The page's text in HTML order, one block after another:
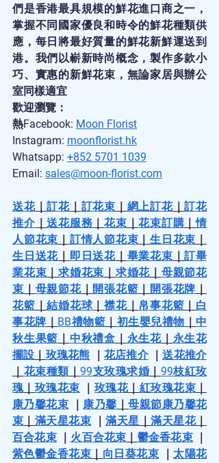
們是香港最具規模的鮮花進口商之一，
掌握不同國家優良和時令的鮮花種類供
應，每日將最好質量的鮮花新鮮運送到
港。我們以嶄新時尚概念，製作多款小
巧、實惠的新鮮花束，無論家居與辦公
室同樣適宜
歡迎瀏覽：
熱Facebook: Moon Florist
Instagram: moonflorist.hk
Whatsapp: +852 5701 1039
Email: sales@moon-florist.com
送花｜訂花｜ 訂花束 網上訂花｜訂花
推介｜送花服務 花束 ｜花束訂購 ｜情
人節花束
訂情人節花束 生日花束
生日送花
即日送花｜ 畢業花束 ｜訂畢
業花束
求婚花束 求婚花
母親節花
束
母親節花｜ 開張花籃 開張花牌
花籃 ｜結婚花球｜ 襟花｜ 帛事花籃
白
事花牌
BB禮物籃 初生嬰兒禮物
中
秋生果籃
中秋禮盒 永生花｜ 永生花
擺設
玫瑰花熊 ｜花店推介 ｜送花推介
花束種類｜ 99支玫瑰求婚
99枝紅玫
瑰｜ 玫瑰花束 玫瑰花｜ 紅玫瑰花束
康乃馨花束
康乃馨 ｜母親節康乃馨花
束
滿天星花束 ｜滿天星 ｜滿天星花｜
百合花束 ｜ 火百合花束 鬱金香花束 ｜
紫色鬱金香花束
向日葵花束
太陽花